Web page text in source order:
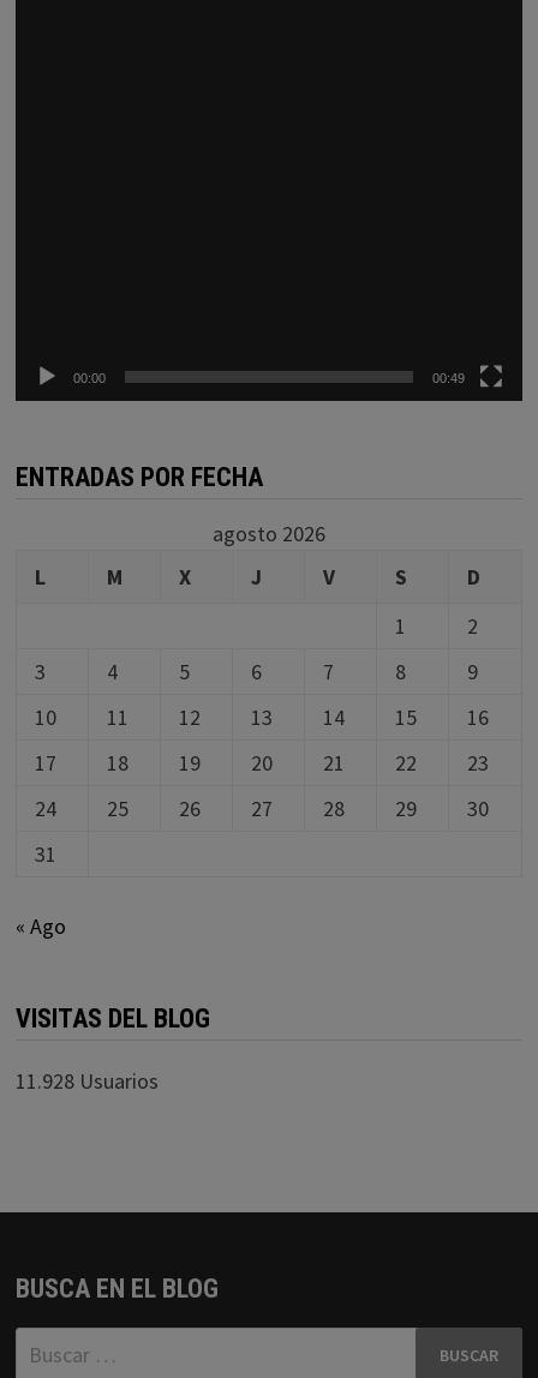
00:00 00:49
ENTRADAS POR FECHA
agosto 2026
L
M X J V S
D
1
2
3
4 5 6 7 8
9
10
11 12 13 14 15
16
17
18 19 20 21 22
23
24
25 26 27 28 29
30
31
« Ago
VISITAS DEL BLOG
11.928 Usuarios
BUSCA EN EL BLOG
Buscar: